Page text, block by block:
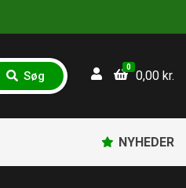
S
ø
Søg
0
0,00 kr.
NYHEDER